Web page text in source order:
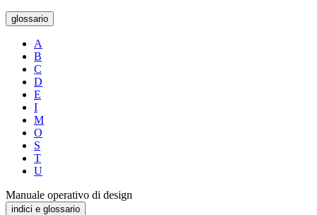
glossario
A
B
C
D
E
I
M
O
S
T
U
Manuale operativo di design
indici e glossario